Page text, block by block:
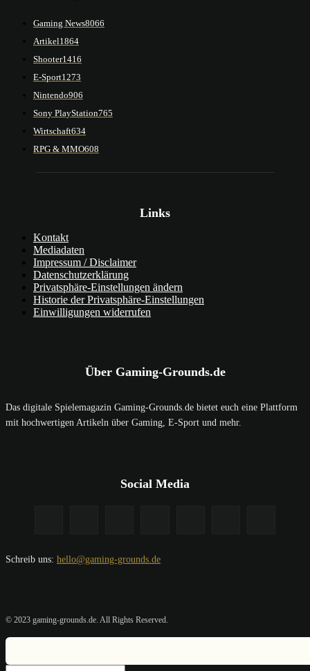
Gaming News8066
Artikel1864
Shooter1416
E-Sport1273
Nintendo906
Sony PlayStation765
Wirtschaft634
RPG & MMO608
Links
Kontakt
Mediadaten
Impressum / Disclaimer
Datenschutzerklärung
Privatsphäre-Einstellungen ändern
Historie der Privatsphäre-Einstellungen
Einwilligungen widerrufen
Über Gaming-Grounds.de
Das digitale Spielemagazin Gaming-Grounds.de bietet euch eine Plattform
mit hochwertigen Artikeln über Gaming, E-Sport und mehr.
Social Media
Schreib uns: hello@gaming-grounds.de
© 2023 gaming-grounds.de. All Rights Reserved.